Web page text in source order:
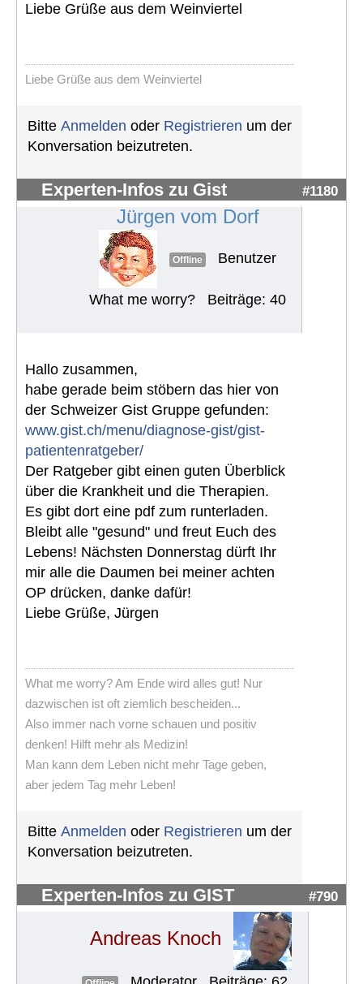
Liebe Grüße aus dem Weinviertel
Liebe Grüße aus dem Weinviertel
Bitte Anmelden oder Registrieren um der
Konversation beizutreten.
Experten-Infos zu Gist #1180
Jürgen vom Dorf
Offline Benutzer
What me worry? Beiträge: 40
Hallo zusammen,
habe gerade beim stöbern das hier von
der Schweizer Gist Gruppe gefunden:
www.gist.ch/menu/diagnose-gist/gist-
patientenratgeber/
Der Ratgeber gibt einen guten Überblick
über die Krankheit und die Therapien.
Es gibt dort eine pdf zum runterladen.
Bleibt alle "gesund" und freut Euch des
Lebens! Nächsten Donnerstag dürft Ihr
mir alle die Daumen bei meiner achten
OP drücken, danke dafür!
Liebe Grüße, Jürgen
What me worry? Am Ende wird alles gut! Nur
dazwischen ist oft ziemlich bescheiden...
Also immer nach vorne schauen und positiv
denken! Hilft mehr als Medizin!
Man kann dem Leben nicht mehr Tage geben,
aber jedem Tag mehr Leben!
Bitte Anmelden oder Registrieren um der
Konversation beizutreten.
Experten-Infos zu GIST #790
Andreas Knoch